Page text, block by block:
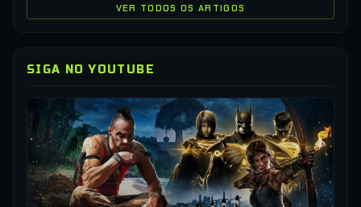
VER TODOS OS ARTIGOS
SIGA NO YOUTUBE